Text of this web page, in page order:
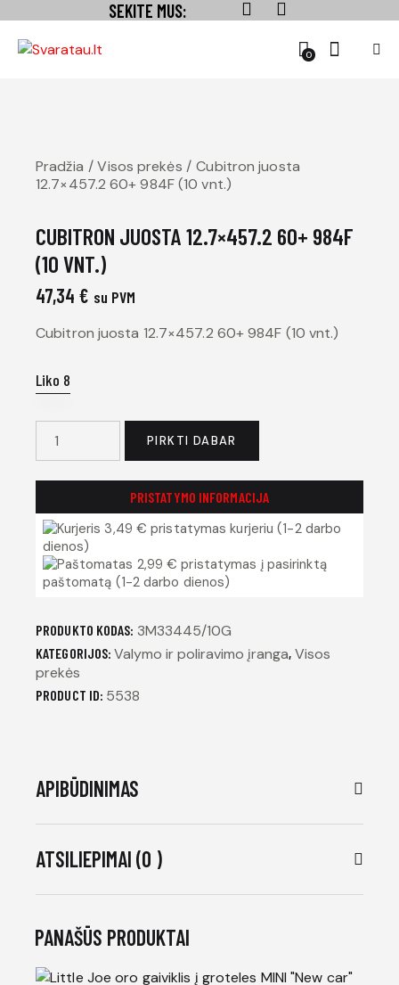
SEKITE MUS:
0
Pradžia Visos prekės
Cubitron juosta
12.7×457.2 60+ 984F (10 vnt.)
CUBITRON JUOSTA 12.7×457.2 60+ 984F
(10 VNT.)
47,34 € su PVM
Cubitron juosta 12.7×457.2 60+ 984F (10 vnt.)
Liko 8
PIRKTI DABAR
PRISTATYMO INFORMACIJA
3,49 € pristatymas kurjeriu (1-2 darbo
dienos)
2,99 € pristatymas į pasirinktą
paštomatą (1-2 darbo dienos)
PRODUKTO KODAS: 3M33445/10G
KATEGORIJOS:Valymo ir poliravimo įranga, Visos
prekės
PRODUCT ID: 5538
APIBŪDINIMAS
ATSILIEPIMAI (0 )
PANAŠŪS PRODUKTAI